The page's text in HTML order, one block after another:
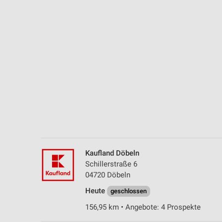
Kaufland Döbeln
Schillerstraße 6
04720 Döbeln
Heute
geschlossen
156,95 km • Angebote: 4 Prospekte
Performance